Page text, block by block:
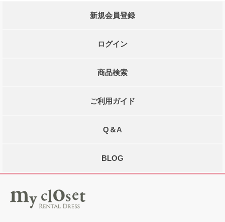
新規会員登録
ログイン
商品検索
ご利用ガイド
Q＆A
BLOG